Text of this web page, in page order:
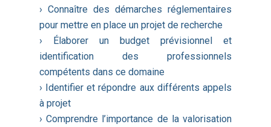
› Connaître des démarches réglementaires
pour mettre en place un projet de recherche
› Élaborer un budget prévisionnel et
identification des professionnels
compétents dans ce domaine
› Identifier et répondre aux différents appels
à projet
› Comprendre l’importance de la valorisation